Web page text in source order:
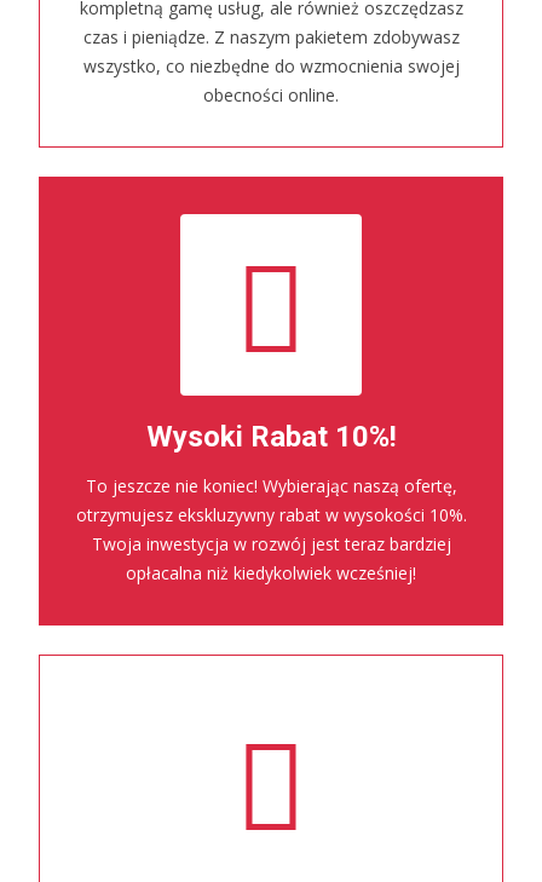
kompletną gamę usług, ale również oszczędzasz
czas i pieniądze. Z naszym pakietem zdobywasz
wszystko, co niezbędne do wzmocnienia swojej
obecności online.
Wysoki Rabat 10%!
To jeszcze nie koniec! Wybierając naszą ofertę,
otrzymujesz ekskluzywny rabat w wysokości 10%.
Twoja inwestycja w rozwój jest teraz bardziej
opłacalna niż kiedykolwiek wcześniej!